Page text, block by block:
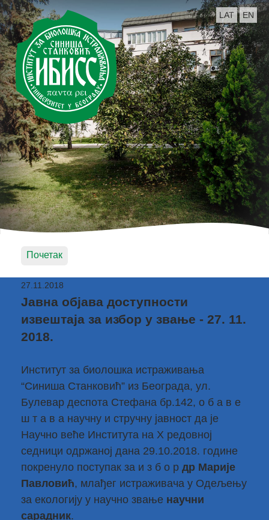
LAT EN
Почетак
27.11.2018
Јавна објава доступности
извештаја за избор у звање - 27. 11.
2018.
Институт за биолошка истраживања
“Синиша Станковић” из Београда, ул.
Булевар деспота Стефана бр.142, о б а в е
ш т а в а научну и стручну јавност да је
Научно веће Института на X редовној
седници одржаној дана 29.10.2018. године
покренуло поступак за и з б о р др Марије
Павловић, млађег истраживача у Одељењу
за екологију у научно звање научни
сарадник.